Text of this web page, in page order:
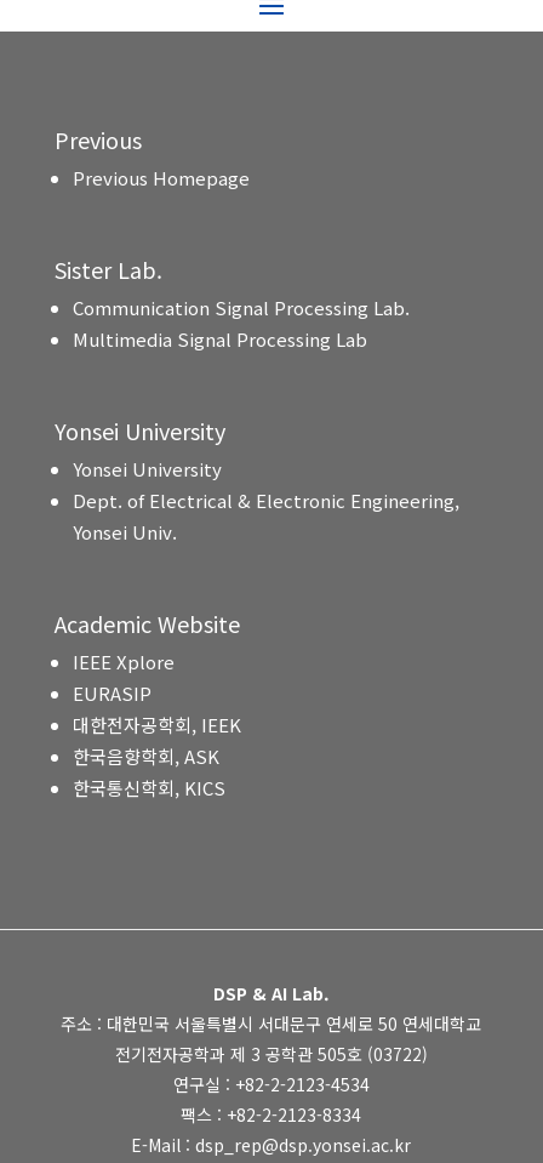
Previous
Previous Homepage
Sister Lab.
Communication Signal Processing Lab.
Multimedia Signal Processing Lab
Yonsei University
Yonsei University
Dept. of Electrical & Electronic Engineering,
Yonsei Univ.
Academic Website
IEEE Xplore
EURASIP
대한전자공학회, IEEK
한국음향학회, ASK
한국통신학회, KICS
DSP & AI Lab.
주소 : 대한민국 서울특별시 서대문구 연세로 50 연세대학교
전기전자공학과 제 3 공학관 505호 (03722)
연구실 : +82-2-2123-4534
팩스 : +82-2-2123-8334
E-Mail : dsp_rep@dsp.yonsei.ac.kr